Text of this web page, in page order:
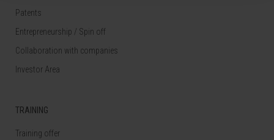
Patents
Entrepreneurship / Spin off
Collaboration with companies
Investor Area
TRAINING
Training offer